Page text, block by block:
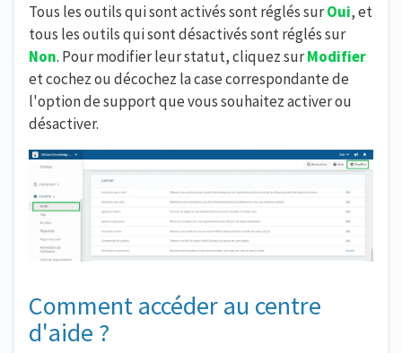
Tous les outils qui sont activés sont réglés surOui, et
tous les outils qui sont désactivés sont réglés sur
Non. Pour modifier leur statut, cliquez surModifier
et cochez ou décochez la case correspondante de
l'option de support que vous souhaitez activer ou
désactiver.
Comment accéder au centre
d'aide ?